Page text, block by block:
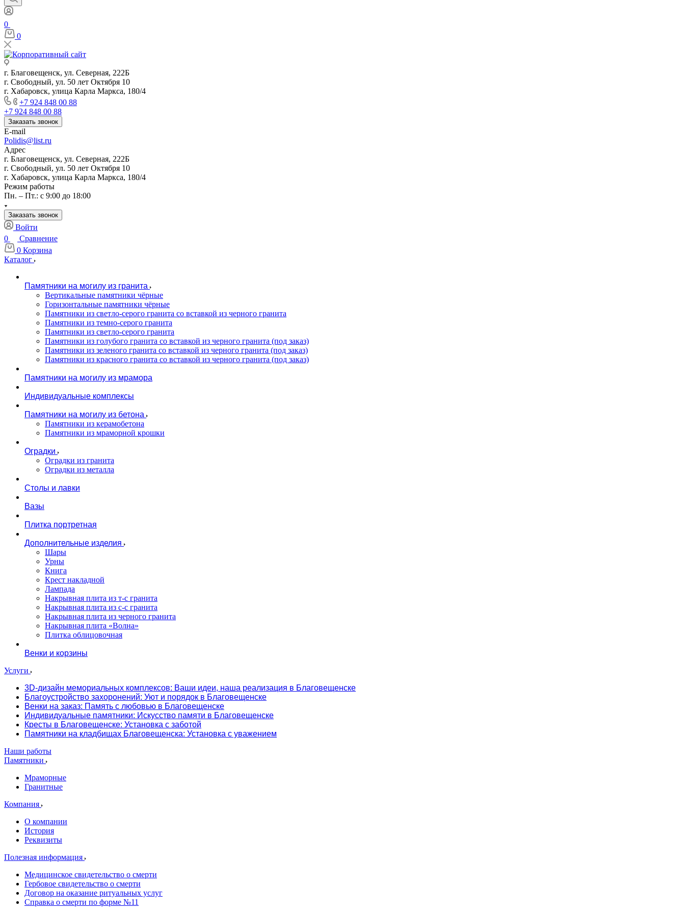
0
0
г. Благовещенск, ул. Северная, 222Б
г. Свободный, ул. 50 лет Октября 10
г. Хабаровск, улица Карла Маркса, 180/4
+7 924 848 00 88
+7 924 848 00 88
Заказать звонок
E-mail
Polidis@list.ru
Адрес
г. Благовещенск, ул. Северная, 222Б
г. Свободный, ул. 50 лет Октября 10
г. Хабаровск, улица Карла Маркса, 180/4
Режим работы
Пн. – Пт.: с 9:00 до 18:00
Заказать звонок
Войти
0
Сравнение
0 Корзина
Каталог
Памятники на могилу из гранита
Вертикальные памятники чёрные
Горизонтальные памятники чёрные
Памятники из светло-серого гранита со вставкой из черного гранита
Памятники из темно-серого гранита
Памятники из светло-серого гранита
Памятники из голубого гранита со вставкой из черного гранита (под заказ)
Памятники из зеленого гранита со вставкой из черного гранита (под заказ)
Памятники из красного гранита со вставкой из черного гранита (под заказ)
Памятники на могилу из мрамора
Индивидуальные комплексы
Памятники на могилу из бетона
Памятники из керамобетона
Памятники из мраморной крошки
Оградки
Оградки из гранита
Оградки из металла
Столы и лавки
Вазы
Плитка портретная
Дополнительные изделия
Шары
Урны
Книга
Крест накладной
Лампада
Накрывная плита из т-с гранита
Накрывная плита из с-с гранита
Накрывная плита из черного гранита
Накрывная плита «Волна»
Плитка облицовочная
Венки и корзины
Услуги
3D-дизайн мемориальных комплексов: Ваши идеи, наша реализация в Благовещенске
Благоустройство захоронений: Уют и порядок в Благовещенске
Венки на заказ: Память с любовью в Благовещенске
Индивидуальные памятники: Искусство памяти в Благовещенске
Кресты в Благовещенске: Установка с заботой
Памятники на кладбищах Благовещенска: Установка с уважением
Наши работы
Памятники
Мраморные
Гранитные
Компания
О компании
История
Реквизиты
Полезная информация
Медицинское свидетельство о смерти
Гербовое свидетельство о смерти
Договор на оказание ритуальных услуг
Справка о смерти по форме №11